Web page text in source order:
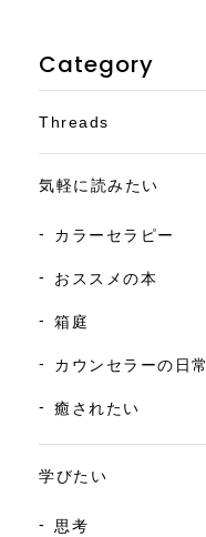
Category
Threads
気軽に読みたい
カラーセラピー
おススメの本
箱庭
カウンセラーの日常
癒されたい
学びたい
思考